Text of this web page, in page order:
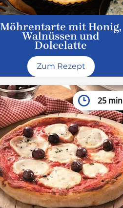
Möhrentarte mit Honig,
Walnüssen und
Dolcelatte
Zum Rezept
25 min